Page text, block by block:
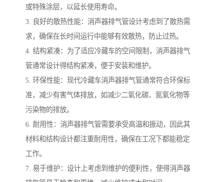
或特殊涂层，以延长使用寿命。
3. 良好的散热性能：消声器排气管设计考虑到了散热需
求，确保在长时间运行中能够有效散热，防止过热。
4. 结构紧凑：为了适应冷藏车的空间限制，消声器排气
管通常设计得结构紧凑，便于安装和维护。
5. 环保性能：现代冷藏车消声器排气管通常符合环保标
准，减少有害气体排放，如减少二氧化碳、氮氧化物等
污染物的排放。
6. 耐用性：消声器排气管需要承受高温和振动，因此其
材料和结构设计都注重耐用性，确保在工况下都能稳定
工作。
7. 易于维护：设计上考虑到维护的便利性，使得消声器